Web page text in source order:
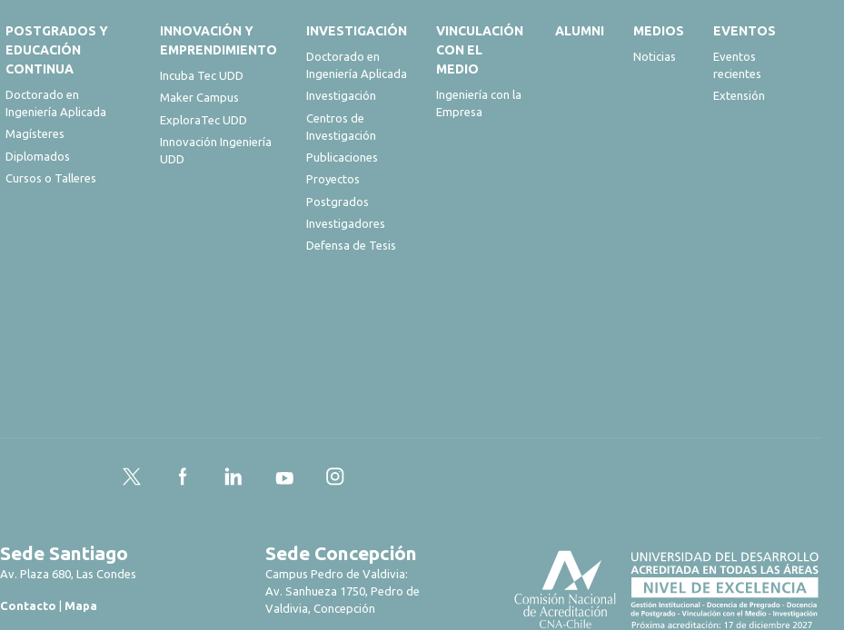
POSTGRADOS Y
EDUCACIÓN
CONTINUA
Doctorado en
Ingeniería Aplicada
Magísteres
Diplomados
Cursos o Talleres
INNOVACIÓN Y
EMPRENDIMIENTO
Incuba Tec UDD
Maker Campus
ExploraTec UDD
Innovación Ingeniería
UDD
INVESTIGACIÓN
Doctorado en
Ingeniería Aplicada
Investigación
Centros de
Investigación
Publicaciones
Proyectos
Postgrados
Investigadores
Defensa de Tesis
VINCULACIÓN
CON EL
MEDIO
Ingeniería con la
Empresa
ALUMNI MEDIOS
Noticias
EVENTOS
Eventos
recientes
Extensión
Twitter FacebookLinkedInYouTubeInstagram
Sede Santiago
Av. Plaza 680, Las Condes
Contacto | Mapa
Sede Concepción
Campus Pedro de Valdivia:
Av. Sanhueza 1750, Pedro de
Valdivia, Concepción